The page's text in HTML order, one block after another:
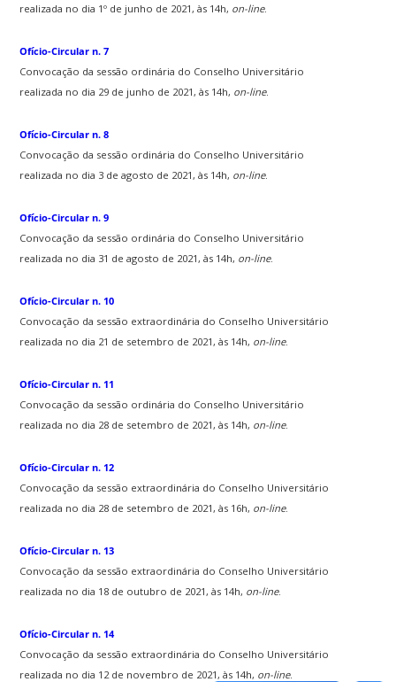
realizada no dia 1º de junho de 2021, às 14h, on-line.
Ofício-Circular n. 7
Convocação da sessão ordinária do Conselho Universitário
realizada no dia 29 de junho de 2021, às 14h, on-line.
Ofício-Circular n. 8
Convocação da sessão ordinária do Conselho Universitário
realizada no dia 3 de agosto de 2021, às 14h, on-line.
Ofício-Circular n. 9
Convocação da sessão ordinária do Conselho Universitário
realizada no dia 31 de agosto de 2021, às 14h, on-line.
Ofício-Circular n. 10
Convocação da sessão extraordinária do Conselho Universitário
realizada no dia 21 de setembro de 2021, às 14h, on-line.
Ofício-Circular n. 11
Convocação da sessão ordinária do Conselho Universitário
realizada no dia 28 de setembro de 2021, às 14h, on-line.
Ofício-Circular n. 12
Convocação da sessão extraordinária do Conselho Universitário
realizada no dia 28 de setembro de 2021, às 16h, on-line.
Ofício-Circular n. 13
Convocação da sessão extraordinária do Conselho Universitário
realizada no dia 18 de outubro de 2021, às 14h, on-line.
Ofício-Circular n. 14
Convocação da sessão extraordinária do Conselho Universitário
realizada no dia 12 de novembro de 2021, às 14h, on-line.